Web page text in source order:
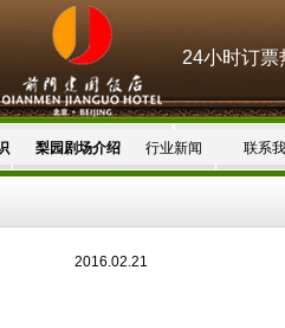
24小时订
梨园剧场介绍 行业新闻 联系
2016.02.21